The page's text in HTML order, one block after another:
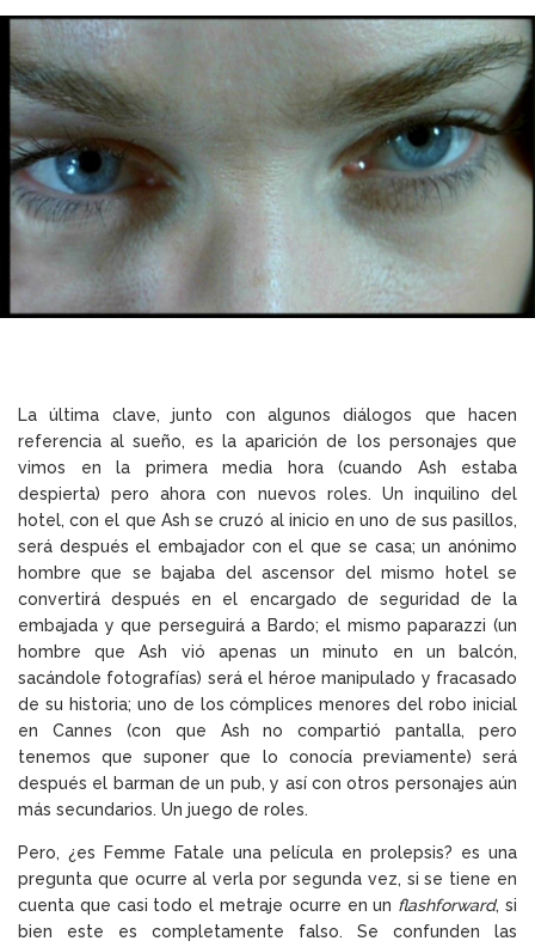
La última clave, junto con algunos diálogos que hacen
referencia al sueño, es la aparición de los personajes que
vimos en la primera media hora (cuando Ash estaba
despierta) pero ahora con nuevos roles. Un inquilino del
hotel, con el que Ash se cruzó al inicio en uno de sus pasillos,
será después el embajador con el que se casa; un anónimo
hombre que se bajaba del ascensor del mismo hotel se
convertirá después en el encargado de seguridad de la
embajada y que perseguirá a Bardo; el mismo paparazzi (un
hombre que Ash vió apenas un minuto en un balcón,
sacándole fotografías) será el héroe manipulado y fracasado
de su historia; uno de los cómplices menores del robo inicial
en Cannes (con que Ash no compartió pantalla, pero
tenemos que suponer que lo conocía previamente) será
después el barman de un pub, y así con otros personajes aún
más secundarios. Un juego de roles.
Pero, ¿es Femme Fatale una película en prolepsis? es una
pregunta que ocurre al verla por segunda vez, si se tiene en
cuenta que casi todo el metraje ocurre en un flashforward, si
bien este es completamente falso. Se confunden las